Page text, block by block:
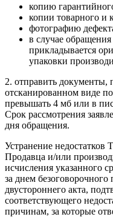
копию
копии товарного и
фотографию
в случае
прикладывается
упаковки
2. отправить
отсканированном виде
превышать 4 мб или в
Срок рассмотрения
дня обращения.
Устранение недостатков
Продавца и/или
исчисления указанного
за днем
двустороннего акта,
соответствующего
причинам, за которые